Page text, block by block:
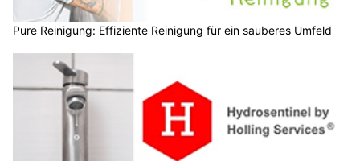
Pure Reinigung: Effiziente Reinigung für ein sauberes Umfeld